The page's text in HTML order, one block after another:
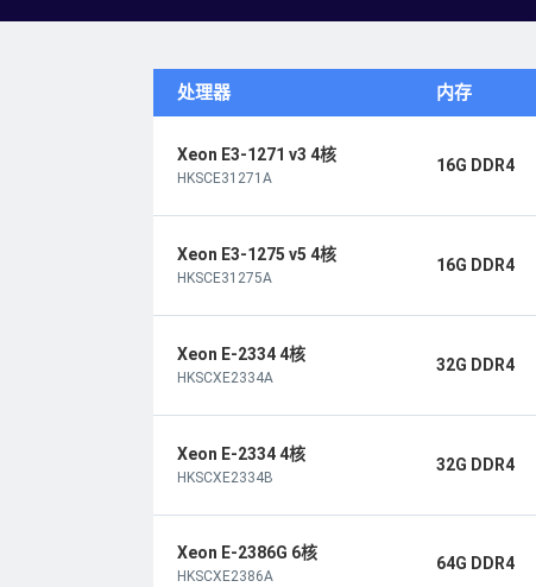
处理器 内存
Xeon E3-1271 v3 4核
HKSCE31271A
16G DDR4
Xeon E3-1275 v5 4核
HKSCE31275A
16G DDR4
Xeon E-2334 4核
HKSCXE2334A
32G DDR4
Xeon E-2334 4核
HKSCXE2334B
32G DDR4
Xeon E-2386G 6核
HKSCXE2386A
64G DDR4